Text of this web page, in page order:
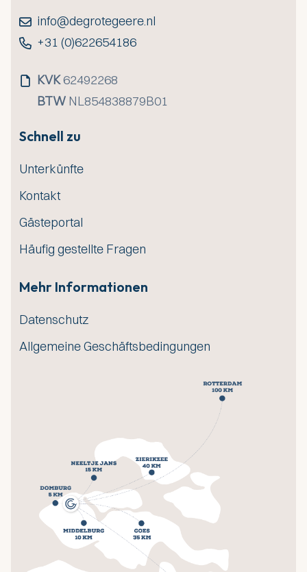
info@degrotegeere.nl
+31 (0)622654186
KVK62492268
BTW NL854838879B01
Schnell zu
Unterkünfte
Kontakt
Gästeportal
Häufig gestellte Fragen
Mehr Informationen
Datenschutz
Allgemeine Geschäftsbedingungen